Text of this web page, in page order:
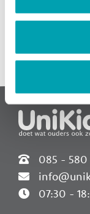
Bekijk rapport
085 -
07:30 -